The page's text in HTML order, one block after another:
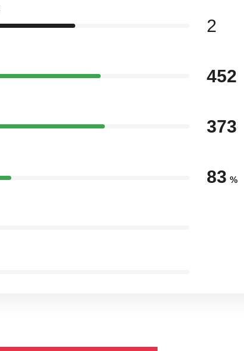
2
452
373
83 %